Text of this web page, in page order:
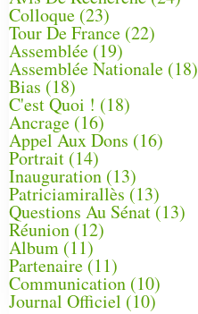
Colloque (23)
Tour De France (22)
Assemblée (19)
Assemblée Nationale (18)
Bias (18)
C'est Quoi ! (18)
Ancrage (16)
Appel Aux Dons (16)
Portrait (14)
Inauguration (13)
Patriciamirallès (13)
Questions Au Sénat(13)
Réunion (12)
Album (11)
Partenaire(11)
Communication (10)
Journal Officiel (10)